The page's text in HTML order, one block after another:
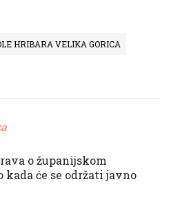
HRIBARA VELIKA GORICA
o županijskom
će se održati javno